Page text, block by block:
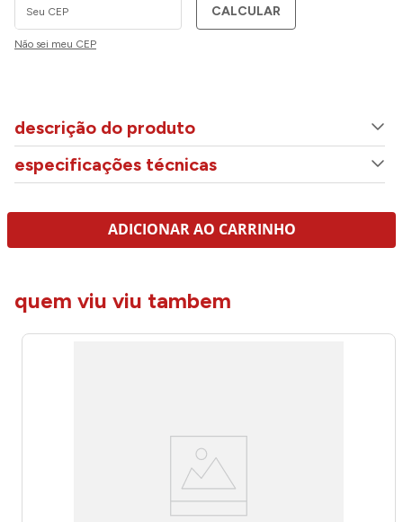
CALCULAR
Não sei meu CEP
descrição do produto
especificações técnicas
ADICIONAR AO CARRINHO
quem viu viu tambem